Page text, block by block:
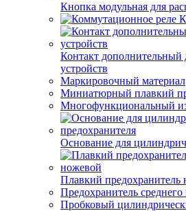
Кнопка модульная для
Контакт дополнительный
устройств
Маркировочный материал
Миниатюрный плавкий
Многофункциональный
Основание для
Плавкий предохранитель
Предохранитель
Пробковый